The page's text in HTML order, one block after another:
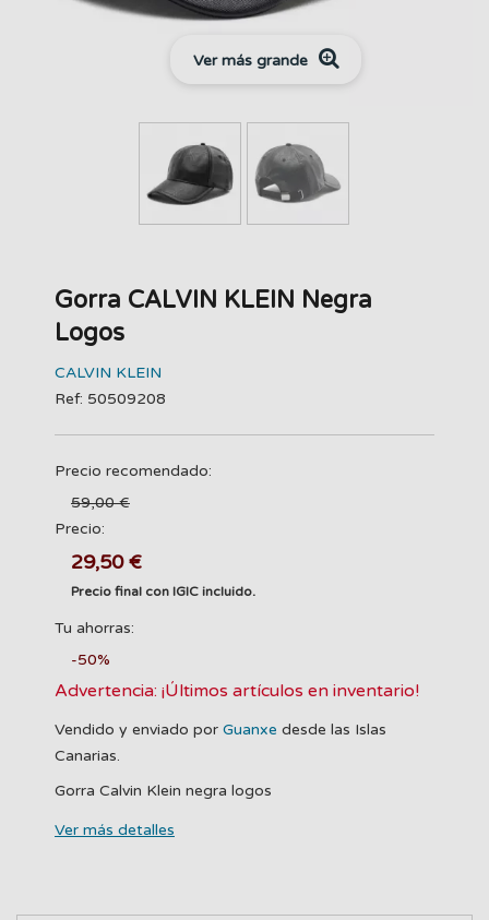
Ver más grande
Gorra CALVIN KLEIN Negra
Logos
CALVIN KLEIN
Ref: 50509208
Precio recomendado:
59,00 €
Precio:
29,50 €
Precio final con IGIC incluido.
Tu ahorras:
-50%
Advertencia: ¡Últimos artículos en inventario!
Vendido y enviado por Guanxe desde las Islas
Canarias.
Gorra Calvin Klein negra logos
Ver más detalles